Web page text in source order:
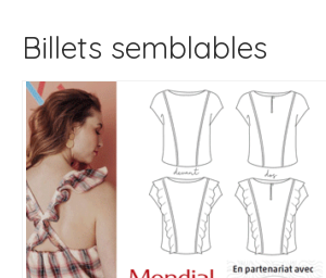
Billets semblables